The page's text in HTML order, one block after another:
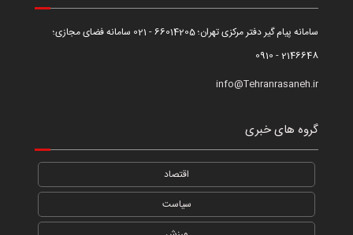
سامانه پیام گیر دفتر مرکزی تهران؛ 66014205 - 021 سامانه فضای مجازی؛
2146648 - 0910
info@Tehranrasaneh.ir
گروه های خبری
اقتصاد
سیاست